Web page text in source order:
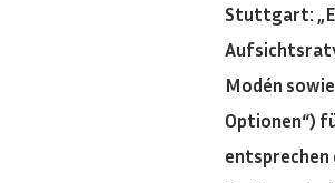
Stuttgart:
Modén
Optionen“)
entsprechen